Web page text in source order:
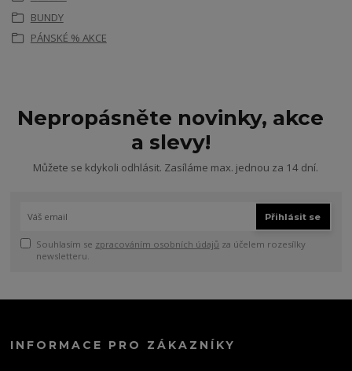
BUNDY
PÁNSKÉ % AKCE
Nepropásněte novinky, akce
a slevy!
Můžete se kdykoli odhlásit. Zasíláme max. jednou za 14 dní.
Přihlásit se
Souhlasím se zpracováním osobních údajů za účelem rozesílky
newsletteru.
INFORMACE PRO ZÁKAZNÍKY